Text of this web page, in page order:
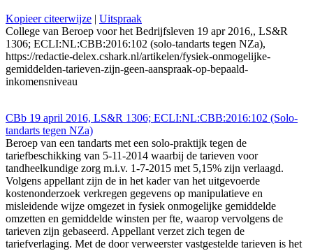
Kopieer citeerwijze | Uitspraak
College van Beroep voor het Bedrijfsleven 19 apr 2016,, LS&R
1306; ECLI:NL:CBB:2016:102 (solo-tandarts tegen NZa),
https://redactie-delex.cshark.nl/artikelen/fysiek-onmogelijke-
gemiddelden-tarieven-zijn-geen-aanspraak-op-bepaald-
inkomensniveau
CBb 19 april 2016, LS&R 1306; ECLI:NL:CBB:2016:102 (Solo-
tandarts tegen NZa)
Beroep van een tandarts met een solo-praktijk tegen de
tariefbeschikking van 5-11-2014 waarbij de tarieven voor
tandheelkundige zorg m.i.v. 1-7-2015 met 5,15% zijn verlaagd.
Volgens appellant zijn de in het kader van het uitgevoerde
kostenonderzoek verkregen gegevens op manipulatieve en
misleidende wijze omgezet in fysiek onmogelijke gemiddelde
omzetten en gemiddelde winsten per fte, waarop vervolgens de
tarieven zijn gebaseerd. Appellant verzet zich tegen de
tariefverlaging. Met de door verweerster vastgestelde tarieven is het